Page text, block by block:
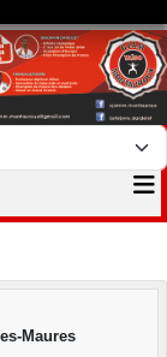
Maures